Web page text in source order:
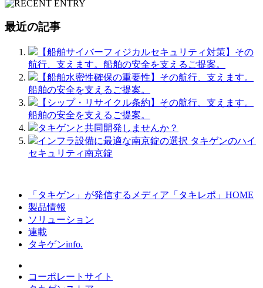
最近の記事
【船舶サイバーフィジカルセキュリティ対策】その
航行、支えます。船舶の安全を支えるご提案。
【船舶水密性確保の重要性】その航行、支えます。
船舶の安全を支えるご提案。
【シップ・リサイクル条約】その航行、支えます。
船舶の安全を支えるご提案。
タキゲンと共同開発しませんか？
インフラ設備に最適な南京錠の選択 タキゲンのハイ
セキュリティ南京錠
「タキゲン」が発信するメディア「タキレポ」HOME
製品情報
ソリューション
連載
タキゲンinfo.
コーポレートサイト